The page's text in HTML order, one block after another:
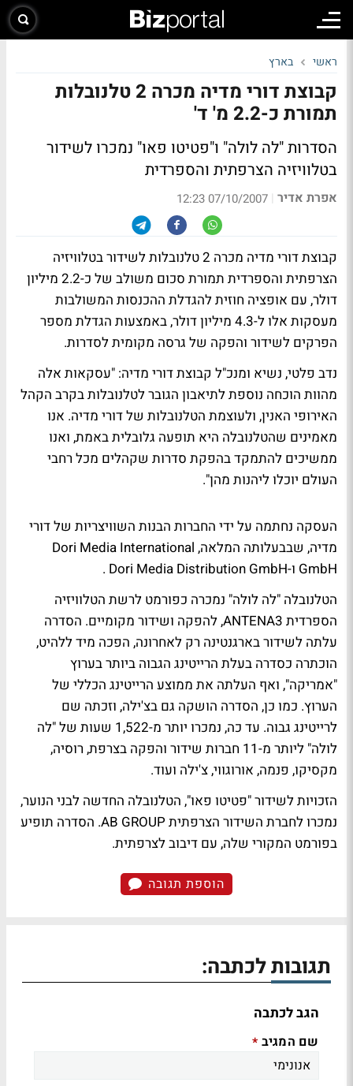
ראשי בארץ
קבוצת דורי מדיה מכרה 2 טלנובלות
תמורת כ-2.2 מ' ד'
הסדרות "לה לולה" ו"פטיטו פאו" נמכרו לשידור
בטלוויזיה הצרפתית והספרדית
אפרת אדיר |
07/10/2007 12:23
קבוצת דורי מדיה מכרה 2 טלנובלות לשידור בטלוויזיה
הצרפתית והספרדית תמורת סכום משולב של כ-2.2 מיליון
דולר, עם אופציה חוזית להגדלת ההכנסות המשולבות
מעסקות אלו ל-4.3 מיליון דולר, באמצעות הגדלת מספר
הפרקים לשידור והפקה של גרסה מקומית לסדרות.
נדב פלטי, נשיא ומנכ"ל קבוצת דורי מדיה: "עסקאות אלה
מהוות הוכחה נוספת לתיאבון הגובר לטלנובלות בקרב הקהל
האירופי האנין, ולעוצמת הטלנובלות של דורי מדיה. אנו
מאמינים שהטלנובלה היא תופעה גלובלית באמת, ואנו
ממשיכים להתמקד בהפקת סדרות שקהלים מכל רחבי
העולם יוכלו ליהנות מהן".
העסקה נחתמה על ידי החברות הבנות השוויצריות של דורי
מדיה, שבבעלותה המלאה, Dori Media International
GmbH ו-Dori Media Distribution GmbH .
הטלנובלה "לה לולה" נמכרה כפורמט לרשת הטלוויזיה
הספרדית ANTENA3, להפקה ושידור מקומיים. הסדרה
עלתה לשידור בארגנטינה רק לאחרונה, הפכה מיד ללהיט,
הוכתרה כסדרה בעלת הרייטינג הגבוה ביותר בערוץ
"אמריקה", ואף העלתה את ממוצע הרייטינג הכללי של
הערוץ. כמו כן, הסדרה הושקה גם בצ'ילה, וזכתה שם
לרייטינג גבוה. עד כה, נמכרו יותר מ-1,522 שעות של "לה
לולה" ליותר מ-11 חברות שידור והפקה בצרפת, רוסיה,
מקסיקו, פנמה, אורוגווי, צ'ילה ועוד.
הזכויות לשידור "פטיטו פאו", הטלנובלה החדשה לבני הנוער,
נמכרו לחברת השידור הצרפתית AB GROUP. הסדרה תופיע
בפורמט המקורי שלה, עם דיבוב לצרפתית.
הוספת תגובה
תגובות לכתבה:
הגב לכתבה
שם המגיב *